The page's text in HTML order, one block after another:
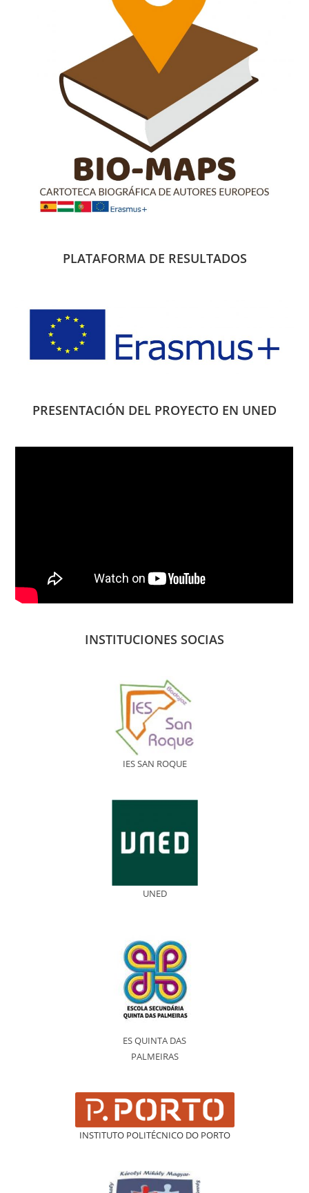
PLATAFORMA DE RESULTADOS
PRESENTACIÓN DEL PROYECTO EN UNED
INSTITUCIONES SOCIAS
IES SAN ROQUE
UNED
ES QUINTA DAS
PALMEIRAS
INSTITUTO POLITÉCNICO DO PORTO